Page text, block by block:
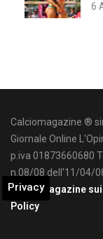
6
Calciomagazine ®
Giornale Online
p.iva 01873660680
n.08/08 dell'11/04/
Calciomagazine sui
Policy
Privacy